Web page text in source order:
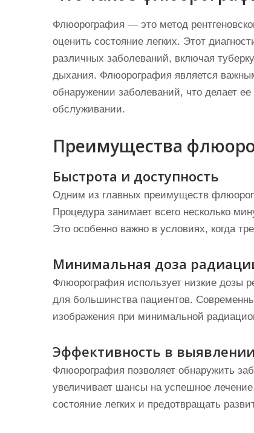
Флюорография — это метод
оценить состояние легких. Этот
различных заболеваний, включая
дыхания. Флюорография является
обнаружении заболеваний, что делает
обслуживании.
Преимущества
Быстрота и доступность
Одним из главных преимуществ
Процедура занимает всего несколько
Это особенно важно в условиях, когда
Минимальная доза
Флюорография использует низкие дозы
для большинства пациентов.
изображения при минимальной
Эффективность в
Флюорография позволяет обнаружить
увеличивает шансы на успешное
состояние легких и предотвращать